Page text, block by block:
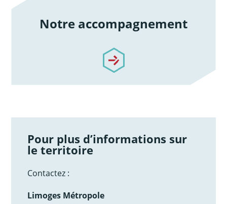
Notre accompagnement
/notre-accompagnement
Pour plus d’informations sur
le territoire
Contactez :
Limoges Métropole